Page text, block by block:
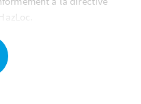
et pétrochimiques,
et là où il existe des
de climatisation.